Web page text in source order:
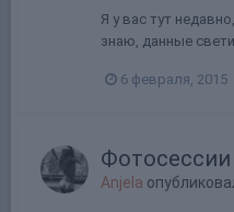
Я у вас тут
знаю, данные
6 февраля, 2015
Anjela